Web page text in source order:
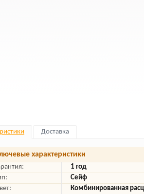
Доставка
характеристики
1 год
Сейф
Комбинированная